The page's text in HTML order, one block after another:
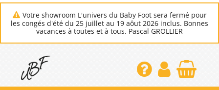
Votre showroom L'univers du Baby Foot sera fermé pour
les congés d'été du 25 juillet au 19 aôut 2026 inclus. Bonnes
vacances à toutes et à tous. Pascal GROLLIER